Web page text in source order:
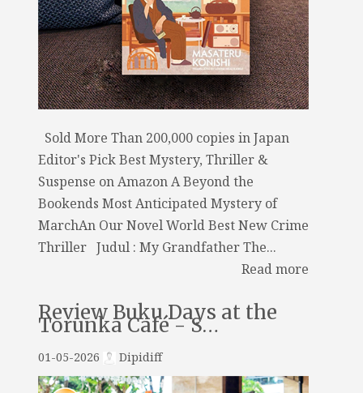
Sold More Than 200,000 copies in Japan
Editor's Pick Best Mystery, Thriller &
Suspense on Amazon A Beyond the
Bookends Most Anticipated Mystery of
MarchAn Our Novel World Best New Crime
Thriller Judul : My Grandfather The...
Read more
Review Buku Days at the
Torunka Café - S…
01-05-2026 Dipidiff